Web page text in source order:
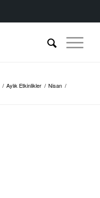
/ Aylık Etkinlikler / Nisan /